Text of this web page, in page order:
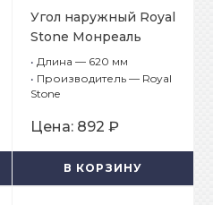
Угол наружный Royal
Stone Монреаль
• Длина — 620 мм
• Производитель — Royal
Stone
Цена: 892 ₽
В КОРЗИНУ